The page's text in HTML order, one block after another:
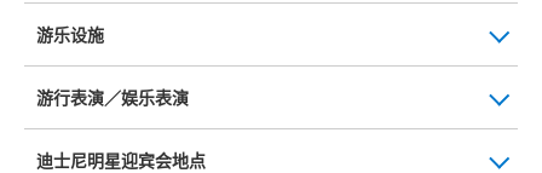
游乐设施
游行表演／娱乐表演
迪士尼明星迎宾会地点